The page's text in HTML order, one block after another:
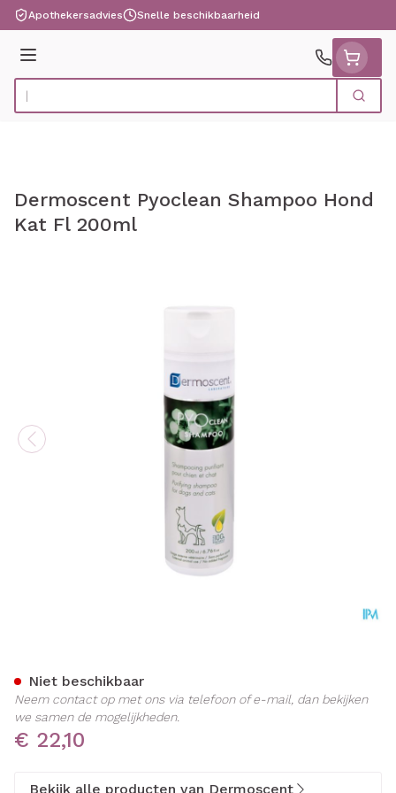
Ga naar de inhoud
Apothekersadvies Snelle beschikbaarheid
Menu
Product, merk, categorie... Zoek
Dermoscent Pyoclean Shampoo Hond
Kat Fl 200ml
€ 22,10
Niet beschikbaar
Neem contact op met ons via telefoon of e-mail, dan bekijken
we samen de mogelijkheden.
Bekijk alle producten van Dermoscent